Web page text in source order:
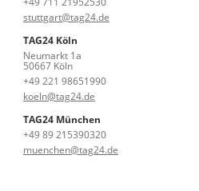
stuttgart@tag24.de
TAG24 Köln
Neumarkt 1a
50667 Köln
+49 221 98651990
koeln@tag24.de
TAG24 München
+49 89 215390320
muenchen@tag24.de